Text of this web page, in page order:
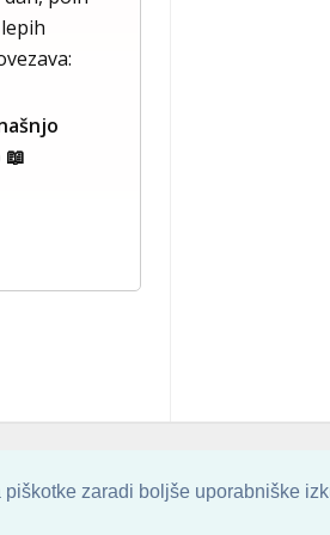
zaradi boljše uporabniške
COPYRIGHT © 2013 - 2026 BYSKINBASE. ALL